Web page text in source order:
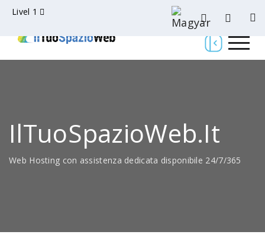
Livel 1
IlTuoSpazioWeb.it
Web Hosting con assistenza dedicata disponibile 24/7/365